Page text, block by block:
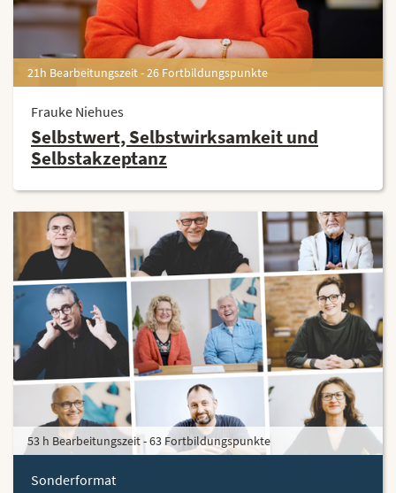
21h Bearbeitungszeit - 26 Fortbildungspunkte
Frauke Niehues
Selbstwert, Selbstwirksamkeit und
Selbstakzeptanz
53 h Bearbeitungszeit - 63 Fortbildungspunkte
Sonderformat